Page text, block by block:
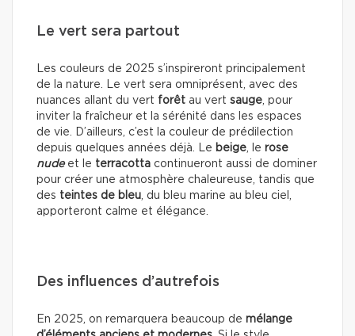
Le vert sera partout
Les couleurs de 2025 s’inspireront principalement
de la nature. Le vert sera omniprésent, avec des
nuances allant du vert forêt au vert sauge , pour
inviter la fraîcheur et la sérénité dans les espaces
de vie. D’ailleurs, c’est la couleur de prédilection
depuis quelques années déjà. Le beige , le rose
nudeet le terracotta continueront aussi de dominer
pour créer une atmosphère chaleureuse, tandis que
des teintes de bleu , du bleu marine au bleu ciel,
apporteront calme et élégance.
Des influences d’autrefois
En 2025, on remarquera beaucoup de mélange